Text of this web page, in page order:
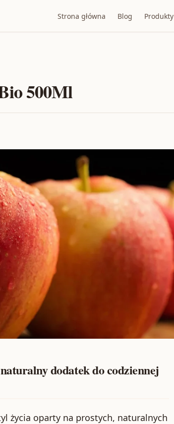
Strona główna Blog Produkty
500Ml
dodatek do codziennej
życia oparty na prostych, naturalnych